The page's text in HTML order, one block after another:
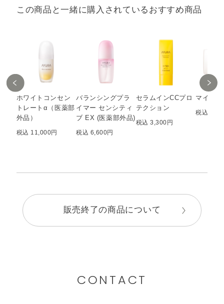
この商品と一緒に購入されているおすすめ商品
ホワイトコンセン
トレートα（医薬部
外品）
税込 11,000円
バランシングプラ
イマー センシティ
ブ EX (医薬部外品)
税込 6,600円
セラムインCCプロ
テクション
税込 3,300円
マイル
税込 748
販売終了の商品について
CONTACT